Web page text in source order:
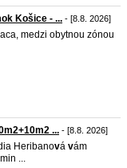
Košice - ... - [8.8. 2026]
medzi obytnou zónou
... - [8.8. 2026]
Heribanová vám
...